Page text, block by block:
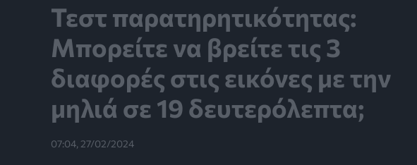
Τεστ παρατηρητικότητας:
Μπορείτε να βρείτε τις 3
διαφορές στις εικόνες με την
μηλιά σε 19 δευτερόλεπτα;
07:04, 27/02/2024